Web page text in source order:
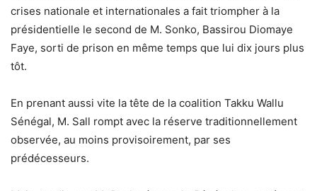
crises nationale et internationales a fait triompher à la
présidentielle le second de M. Sonko, Bassirou Diomaye
Faye, sorti de prison en même temps que lui dix jours plus
tôt.
En prenant aussi vite la tête de la coalition Takku Wallu
Sénégal, M. Sall rompt avec la réserve traditionnellement
observée, au moins provisoirement, par ses
prédécesseurs.